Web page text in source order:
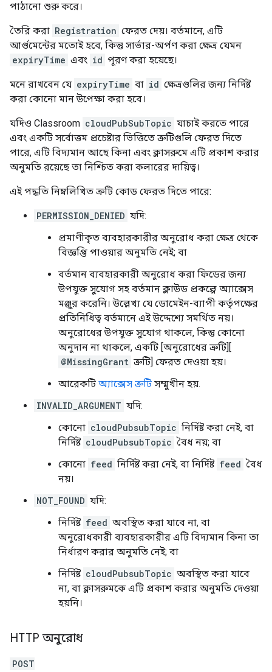
পাঠানো শুরু করে।
তৈরি করা Registration ফেরত দেয়। বর্তমানে, এটি
আর্গুমেন্টের মতোই হবে, কিন্তু সার্ভার-অর্পণ করা ক্ষেত্র যেমন
expiryTime এবং id পূরণ করা হয়েছে।
মনে রাখবেন যে expiryTime বা id ক্ষেত্রগুলির জন্য নির্দিষ্ট
করা কোনো মান উপেক্ষা করা হবে।
যদিও Classroom cloudPubSubTopic যাচাই করতে পারে
এবং একটি সর্বোত্তম প্রচেষ্টার ভিত্তিতে ত্রুটিগুলি ফেরত দিতে
পারে, এটি বিদ্যমান আছে কিনা এবং ক্লাসরুমে এটি প্রকাশ করার
অনুমতি রয়েছে তা নিশ্চিত করা কলারের দায়িত্ব।
এই পদ্ধতি নিম্নলিখিত ত্রুটি কোড ফেরত দিতে পারে:
PERMISSION_DENIED যদি:
প্রমাণীকৃত ব্যবহারকারীর অনুরোধ করা ক্ষেত্র থেকে
বিজ্ঞপ্তি পাওয়ার অনুমতি নেই; বা
বর্তমান ব্যবহারকারী অনুরোধ করা ফিডের জন্য
উপযুক্ত সুযোগ সহ বর্তমান ক্লাউড প্রকল্পে অ্যাক্সেস
মঞ্জুর করেনি। উল্লেখ্য যে ডোমেইন-ব্যাপী কর্তৃপক্ষের
প্রতিনিধিত্ব বর্তমানে এই উদ্দেশ্যে সমর্থিত নয়।
অনুরোধের উপযুক্ত সুযোগ থাকলে, কিন্তু কোনো
অনুদান না থাকলে, একটি [অনুরোধের ত্রুটি][
@MissingGrant ত্রুটি] ফেরত দেওয়া হয়।
আরেকটি অ্যাক্সেস ত্রুটি সম্মুখীন হয়.
INVALID_ARGUMENT যদি:
কোনো cloudPubsubTopic নির্দিষ্ট করা নেই, বা
নির্দিষ্ট cloudPubsubTopic বৈধ নয়; বা
কোনো feed নির্দিষ্ট করা নেই, বা নির্দিষ্ট feed বৈধ
নয়।
NOT_FOUND যদি:
নির্দিষ্ট feed অবস্থিত করা যাবে না, বা
অনুরোধকারী ব্যবহারকারীর এটি বিদ্যমান কিনা তা
নির্ধারণ করার অনুমতি নেই; বা
নির্দিষ্ট cloudPubsubTopic অবস্থিত করা যাবে
না, বা ক্লাসরুমকে এটি প্রকাশ করার অনুমতি দেওয়া
হয়নি।
HTTP অনুরোধ
POST